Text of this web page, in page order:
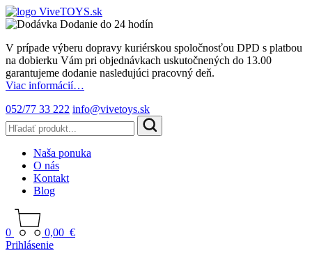
Dodanie do 24 hodín
V prípade výberu dopravy kuriérskou spoločnosťou DPD s platbou
na dobierku Vám pri objednávkach uskutočnených do 13.00
garantujeme dodanie nasledujúci pracovný deň.
Viac informácií…
052/77 33 222 info@vivetoys.sk
Naša ponuka
O nás
Kontakt
Blog
0 0,00 €
Prihlásenie